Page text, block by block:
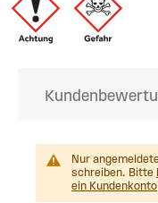
Nur
schreiben. Bitte
ein Kundenkonto